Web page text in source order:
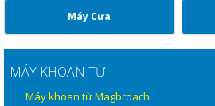
Máy Cưa
MÁY KHOAN TỪ
Máy khoan từ Magbroach